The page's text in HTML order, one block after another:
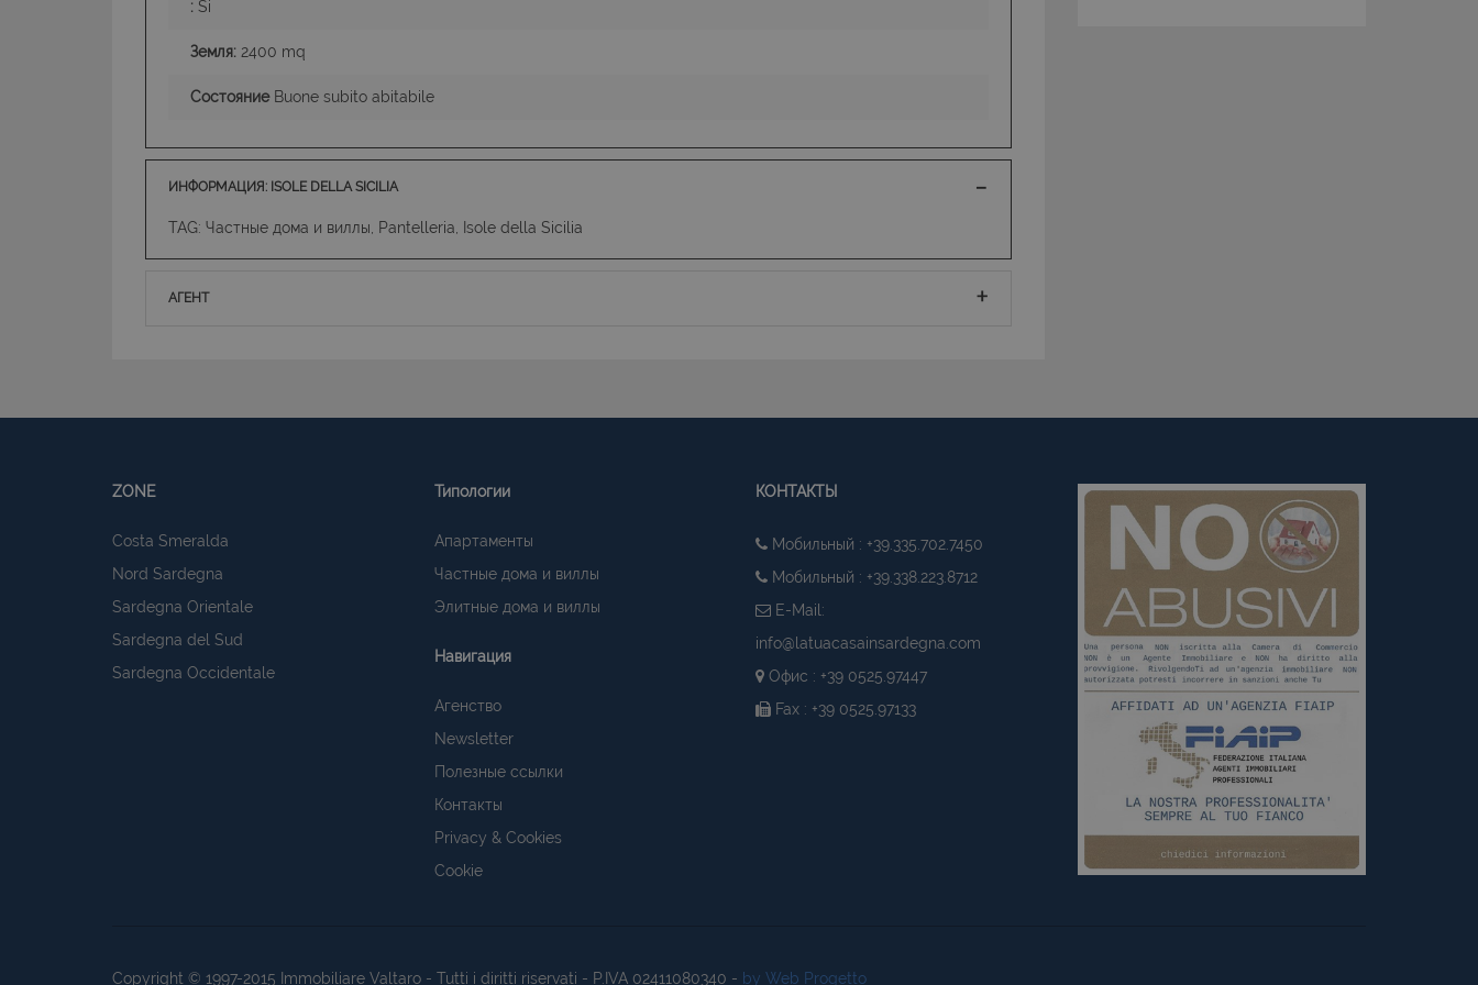
: Si
Земля: 2400 mq
СостояниеBuone subito abitabile
ИНФОРМАЦИЯ: ISOLE DELLA SICILIA
TAG: Частные дома и виллы, Pantelleria, Isole della Sicilia
АГЕНТ
ZONE
Costa Smeralda
Nord Sardegna
Sardegna Orientale
Sardegna del Sud
Sardegna Occidentale
Типологии
Апартаменты
Частные дома и виллы
Элитные дома и виллы
Навигация
Агенство
Newsletter
Полезные ссылки
Контакты
Privacy & Cookies
Cookie
КОНТАКТЫ
Мобильный : +39.335.702.7450
Мобильный : +39.338.223.8712
E-Mail:
info@latuacasainsardegna.com
Офис : +39 0525.97447
Fax : +39 0525.97133
Copyright © 1997-2015 Immobiliare Valtaro - Tutti i diritti riservati - P.IVA 02411080340 - by Web Progetto